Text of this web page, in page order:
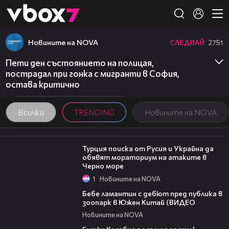
👾
Всички TRENDING Новините на NOVA
Новините на NOVA СЛЕДВАЙ 2751
Пети ден състоянието на полицая,
пострадал при гонка с мигранти в София,
остава критично
03:02
Турция поиска от Русия и Украйна да
обявят мораториум на атаките в
Черно море
1 Новините на NOVA
Бебе ламантин с дебют пред публика в
зоопарк в Южен Китай (ВИДЕО
Новините на NOVA